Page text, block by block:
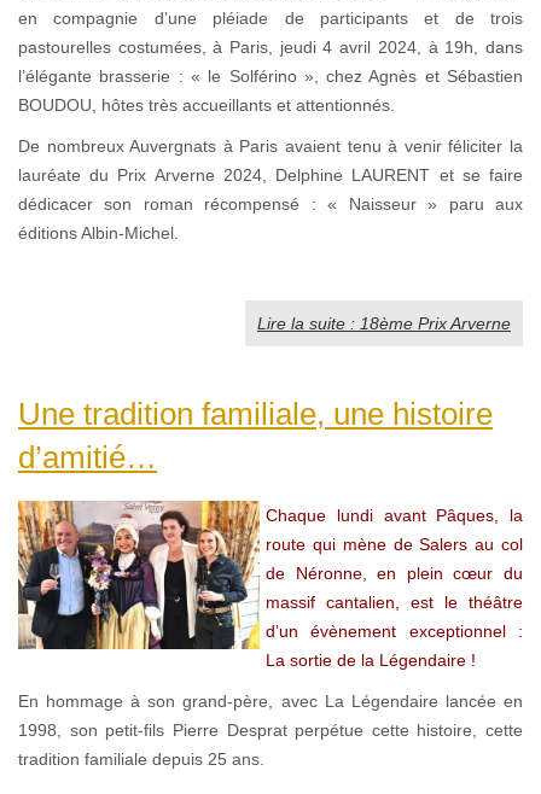
en compagnie d’une pléiade de participants et de trois
pastourelles costumées, à Paris, jeudi 4 avril 2024, à 19h, dans
l’élégante brasserie : « le Solférino », chez Agnès et Sébastien
BOUDOU, hôtes très accueillants et attentionnés.
De nombreux Auvergnats à Paris avaient tenu à venir féliciter la
lauréate du Prix Arverne 2024, Delphine LAURENT et se faire
dédicacer son roman récompensé : « Naisseur » paru aux
éditions Albin-Michel.
Lire la suite : 18ème Prix Arverne
Une tradition familiale, une histoire
d’amitié…
Chaque lundi avant Pâques, la
route qui mène de Salers au col
de Néronne, en plein cœur du
massif cantalien, est le théâtre
d’un évènement exceptionnel :
La sortie de la Légendaire !
En hommage à son grand-père, avec La Légendaire lancée en
1998, son petit-fils Pierre Desprat perpétue cette histoire, cette
tradition familiale depuis 25 ans.